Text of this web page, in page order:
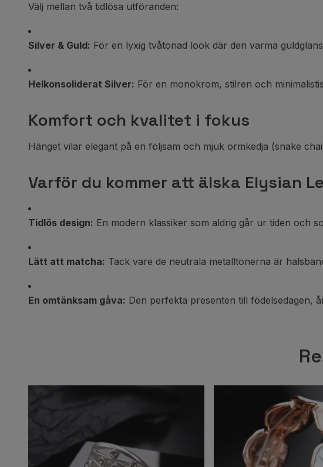
Välj mellan två tidlösa utföranden:
Silver & Guld: För en lyxig tvåtonad look där den varma
Helkonsoliderat Silver: För en monokrom, stilren och
Komfort och kvalitet i fokus
Hänget vilar elegant på en följsam och mjuk ormkedja (snake
Varför du kommer att älska Elysian
Tidlös design: En modern klassiker som aldrig går ur tiden och
Lätt att matcha: Tack vare de neutrala metalltonerna är
En omtänksam gåva: Den perfekta presenten till födelsedagen,